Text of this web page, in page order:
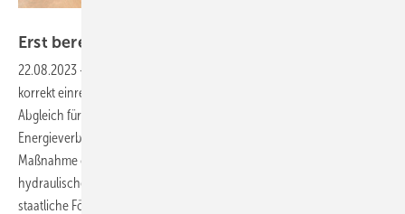
Erst berechnen, dann
22.08.2023 -
korrekt einreguliert. Hier könnte ein nachträglicher hydraulischer
Abgleich für mehr Wärmebehaglichkeit und einen niedrigeren
Energieverbrauch sorgen. Bei neu installierten Heizsystemen ist die
Maßnahme ohnehin verpflichtend notwendig. Und ohne einen
hydraulischen Abgleich nach Verfahren B ist inzwischen keine
staatliche Förderung einer Heizungssanierung mehr möglich. Welche